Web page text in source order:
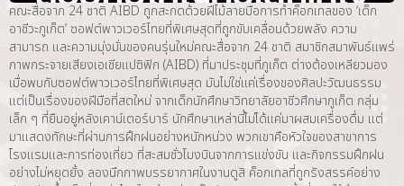
คณะสื่อจาก 24 ชาติ AIBD ถูกสะกดด้วยฝีไม้ลายมือการทำค็อกเทลของ ‘เด็ก
อาชีวะภูเก็ต’ ซอฟต์พาวเวอร์ไทยที่พิเศษสุดที่ถูกขับเคลื่อนด้วยพลัง ความ
สามารถ และความมุ่งมั่นของคนรุ่นใหม่คณะสื่อจาก 24 ชาติ สมาชิกสมาพันธ์แพร่
ภาพกระจายเสียงเอเชียแปซิฟิก (AIBD) ที่มาประชุมที่ภูเก็ต ต่างต้องเหลียวมอง
เมื่อพบกับซอฟต์พาวเวอร์ไทยที่พิเศษสุด มันไม่ใช่แค่เรื่องของศิลปะวัฒนธรรม
แต่เป็นเรื่องของฝีมือที่สดใหม่ จากเด็กนักศึกษาวิทยาลัยอาชีวศึกษาภูเก็ต กลุ่ม
เล็ก ๆ ที่ยืนอยู่หลังเคาน์เตอร์บาร์ นักศึกษาเหล่านี้ไม่ได้แค่มาผสมเครื่องดื่ม แต่
มาแสดงทักษะที่ผ่านการฝึกฝนอย่างหนักหน่วง พวกเขาคือหัวใจของสาขาการ
โรงแรมและการท่องเที่ยว ที่สะสมชั่วโมงบินจากการแข่งขัน และกิจกรรมฝึกฝน
อย่างไม่หยุดยั้ง ลองนึกภาพบรรยากาศในงานดูสิ ค็อกเทลที่ถูกรังสรรค์อย่าง